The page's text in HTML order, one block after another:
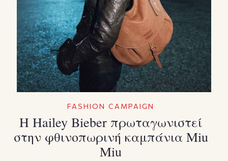
FASHION CAMPAIGN
Η Hailey Bieber πρωταγωνιστεί
στην φθινοπωρινή καμπάνια Miu
Miu